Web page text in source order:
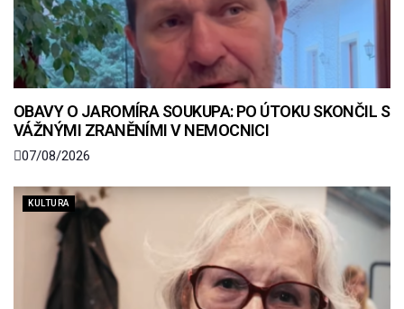
OBAVY O JAROMÍRA SOUKUPA: PO ÚTOKU SKONČIL S
VÁŽNÝMI ZRANĚNÍMI V NEMOCNICI
07/08/2026
KULTURA